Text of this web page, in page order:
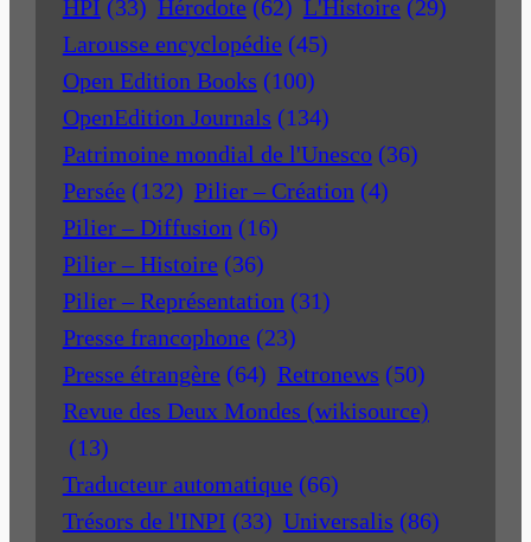
HPI (33) Hérodote (62) L'Histoire (29)
Larousse encyclopédie (45)
Open Edition Books (100)
OpenEdition Journals (134)
Patrimoine mondial de l'Unesco (36)
Persée (132) Pilier – Création (4)
Pilier – Diffusion (16)
Pilier – Histoire (36)
Pilier – Représentation (31)
Presse francophone (23)
Presse étrangère (64) Retronews (50)
Revue des Deux Mondes (wikisource)
(13)
Traducteur automatique (66)
Trésors de l'INPI (33) Universalis (86)